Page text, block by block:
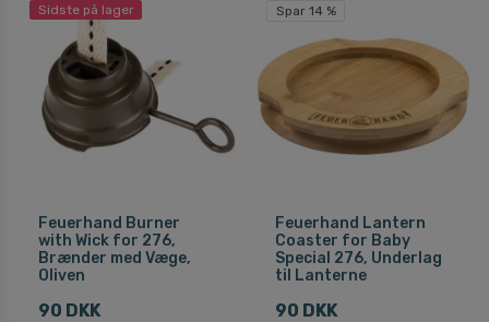
Sidste på lager
Feuerhand Burner
with Wick for 276,
Brænder med Væge,
Oliven
90 DKK
Spar 14 %
Feuerhand Lantern
Coaster for Baby
Special 276, Underlag
til Lanterne
90 DKK